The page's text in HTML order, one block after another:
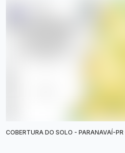
COBERTURA DO SOLO - PARANAVAÍ-PR